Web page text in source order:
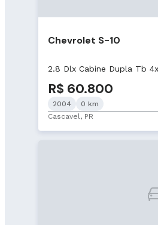
Chevrolet S-10
2.8 Dlx Cabine Dupla Tb
R$ 60.800
2004
0 km
Cascavel, PR